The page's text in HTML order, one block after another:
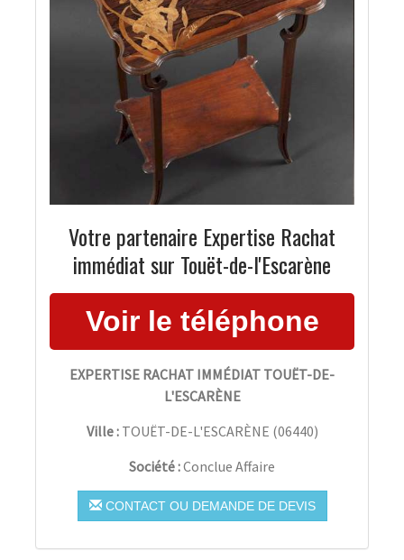
Votre partenaire Expertise Rachat
immédiat sur Touët-de-l'Escarène
EXPERTISE RACHAT IMMÉDIAT TOUËT-DE-
L'ESCARÈNE
Ville : TOUËT-DE-L'ESCARÈNE (06440)
Société :Conclue Affaire
CONTACT OU DEMANDE DE DEVIS